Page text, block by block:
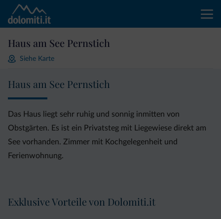
Haus am See Pernstich
Siehe Karte
Haus am See Pernstich
Das Haus liegt sehr ruhig und sonnig inmitten von
Obstgärten. Es ist ein Privatsteg mit Liegewiese direkt am
See vorhanden. Zimmer mit Kochgelegenheit und
Ferienwohnung.
Exklusive Vorteile von Dolomiti.it